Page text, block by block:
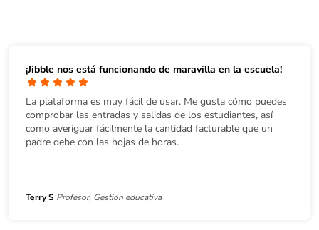
¡Jibble nos está funcionando de maravilla en la escuela!
La plataforma es muy fácil de usar. Me gusta cómo puedes
comprobar las entradas y salidas de los estudiantes, así
como averiguar fácilmente la cantidad facturable que un
padre debe con las hojas de horas.
Terry S Profesor, Gestión educativa